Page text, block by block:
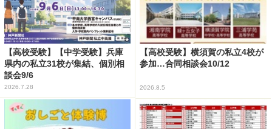
【高校受験】【中学受験】兵庫
県内の私立31校が集結、個別相
談会9/6
2026.7.28
【高校受験】横須賀の私立4校が
参加…合同相談会10/12
2026.8.5